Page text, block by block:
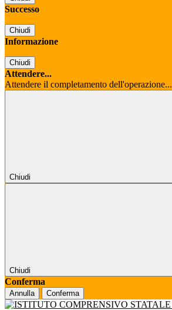
Successo
Chiudi
Informazione
Chiudi
Attendere...
Attendere il completamento dell'operazione...
Chiudi
Chiudi
Conferma
Annulla Conferma